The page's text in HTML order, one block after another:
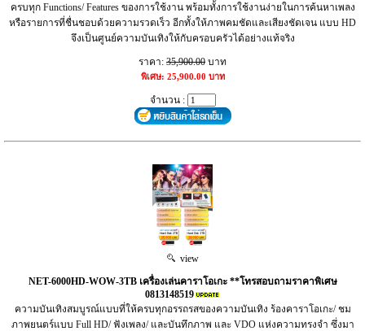
ครบทุก Functions/ Features ของการใช้งาน พร้อมทั้งการใช้งานง่ายในการค้นหาเพลง
หรือรายการที่ชื่นชอบด้วยความรวดเร็ว อีกทั้งให้ภาพคมชัดและเสียงชัดเจน แบบ HD
จึงเป็นศูนย์ความบันเทิงให้กับครอบครัวได้อย่างแท้จริง
ราคา: 35,900.00 บาท
พิเศษ: 25,900.00 บาท
จำนวน :
view
NET-6000HD-WOW-3TB เครื่องเล่นคาราโอเกะ **โทรสอบถามราคาพิเศษ
0813148519
ความบันเทิงสมบูรณ์แบบที่ให้ครบทุกอรรถรสของความบันเทิง ร้องคาราโอเกะ/ ชม
ภาพยนตร์แบบ Full HD/ ฟังเพลง/ และบันทึกภาพ และ VDO แห่งความทรงจำ ซึ่งมา